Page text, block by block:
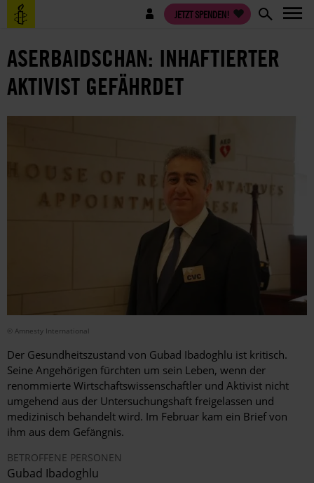
Direkt
zum
Benutzermenü JETZT SPENDEN!
ASERBAIDSCHAN: INHAFTIERTER
AKTIVIST GEFÄHRDET
© Amnesty International
Der Gesundheitszustand von Gubad Ibadoghlu ist kritisch.
Seine Angehörigen fürchten um sein Leben, wenn der
renommierte Wirtschaftswissenschaftler und Aktivist nicht
umgehend aus der Untersuchungshaft freigelassen und
medizinisch behandelt wird. Im Februar kam ein Brief von
ihm aus dem Gefängnis.
BETROFFENE PERSONEN
Gubad Ibadoghlu